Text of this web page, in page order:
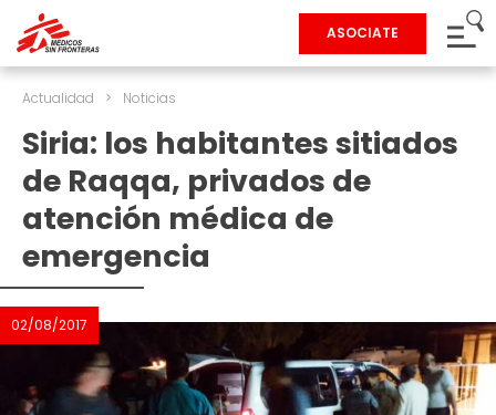
ASOCIATE
Actualidad > Noticias
Siria: los habitantes sitiados
de Raqqa, privados de
atención médica de
emergencia
02/08/2017